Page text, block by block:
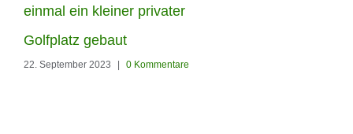
einmal ein kleiner privater
Golfplatz gebaut
22. September 2023 0 Kommentare